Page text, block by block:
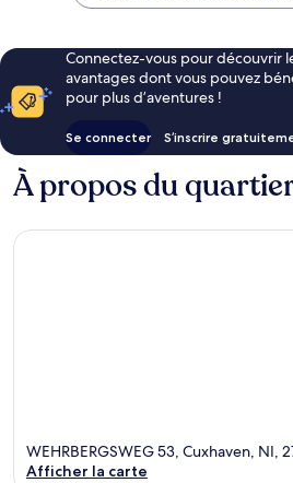
Connectez-vous pour découvrir
avantages dont vous pouvez
pour plus d’aventures !
Se connecter S’inscrire
À propos du
WEHRBERGSWEG 53, Cuxhaven, NI,
Afficher la carte